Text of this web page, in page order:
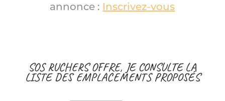
annonce : Inscrivez-vous
SOS RUCHERS OFFRE, JE CONSULTE LA
LISTE DES EMPLACEMENTS PROPOSÉS